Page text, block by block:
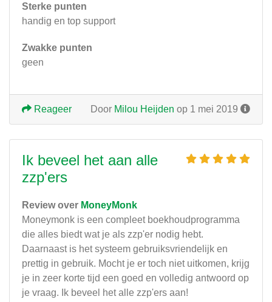
Sterke punten
handig en top support
Zwakke punten
geen
Door Milou Heijden op 1 mei 2019
Reageer
Ik beveel het aan alle
zzp'ers
Review over MoneyMonk
Moneymonk is een compleet boekhoudprogramma
die alles biedt wat je als zzp'er nodig hebt.
Daarnaast is het systeem gebruiksvriendelijk en
prettig in gebruik. Mocht je er toch niet uitkomen, krijg
je in zeer korte tijd een goed en volledig antwoord op
je vraag. Ik beveel het alle zzp'ers aan!